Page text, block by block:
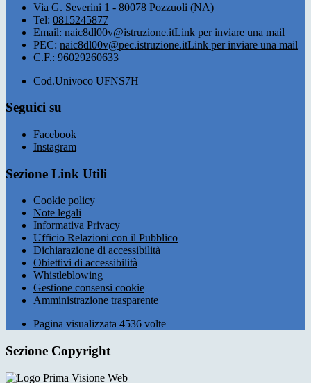
Via G. Severini 1 - 80078 Pozzuoli (NA)
Tel: 0815245877
Email: naic8dl00v@istruzione.itLink per inviare una mail
PEC: naic8dl00v@pec.istruzione.itLink per inviare una mail
C.F.: 96029260633
Cod.Univoco UFNS7H
Seguici su
Facebook
Instagram
Sezione Link Utili
Cookie policy
Note legali
Informativa Privacy
Ufficio Relazioni con il Pubblico
Dichiarazione di accessibilità
Obiettivi di accessibilità
Whistleblowing
Gestione consensi cookie
Amministrazione trasparente
Pagina visualizzata 4536 volte
Sezione Copyright